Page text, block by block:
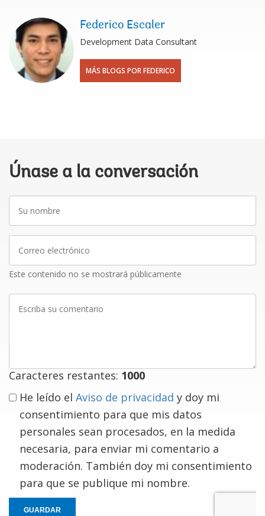
Federico Escaler
Development Data Consultant
MÁS BLOGS POR FEDERICO
Únase a la conversación
nombre
electrónico
Este contenido no se mostrará públicamente
Caracteres restantes: 1000
He leído el Aviso de privacidad y doy mi
consentimiento para que mis datos
personales sean procesados, en la medida
necesaria, para enviar mi comentario a
moderación. También doy mi consentimiento
para que se publique mi nombre.
GUARDAR